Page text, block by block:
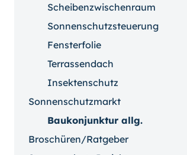
Scheibenzwischenraum
Sonnenschutzsteuerung
Fensterfolie
Terrassendach
Insektenschutz
Sonnenschutzmarkt
Baukonjunktur allg.
Broschüren/Ratgeber